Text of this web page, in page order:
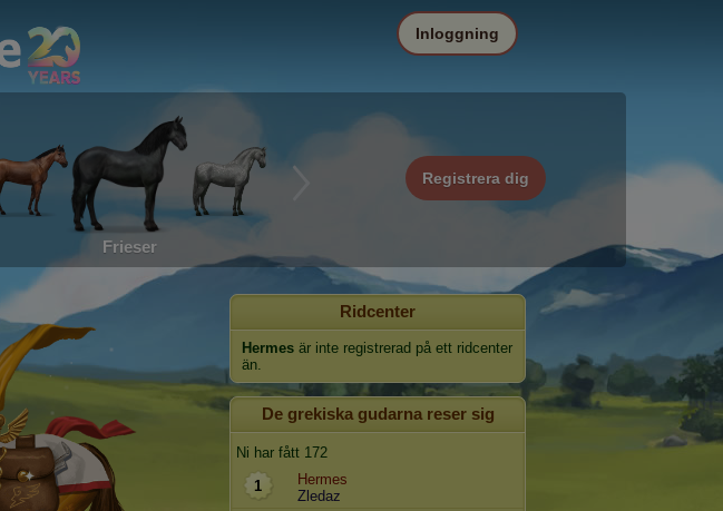
Frieser
Registrera dig
Inloggning
Ridcenter
Hermes är inte registrerad på ett ridcenter
än.
De grekiska gudarna reser sig
Ni har fått 172
1
Hermes
Zledaz